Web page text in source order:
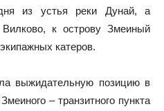
из устья реки Дунай, а
Вилково, к острову Змеиный
катеров.
выжидательную позицию в
– транзитного пункта